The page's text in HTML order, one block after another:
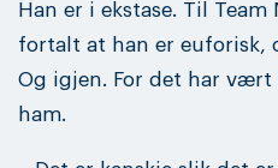
Han er i ekstase. Til
fortalt at han er euforisk,
Og igjen. For det har
ham.